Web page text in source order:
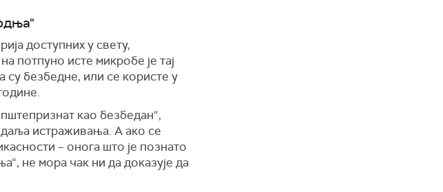
доступних у свету,
потпуно исте микробе је тај
су безбедне, или се користе у
као безбедан“,
истраживања. А ако се
– онога што је познато
не мора чак ни да доказује да